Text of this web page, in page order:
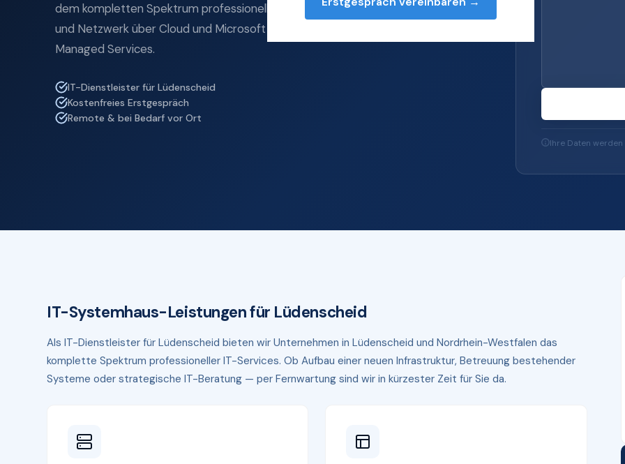
dem kompletten Spektrum professioneller IT-Services — von Server
und Netzwerk über Cloud und Microsoft 365 bis zu IT-Sicherheit und
Managed Services.
IT-Dienstleister für Lüdenscheid
Kostenfreies Erstgespräch
Remote & bei Bedarf vor Ort
Ihre Daten
IT-Systemhaus-Leistungen für Lüdenscheid
Als IT-Dienstleister für Lüdenscheid bieten wir Unternehmen in Lüdenscheid und Nordrhein-Westfalen das
komplette Spektrum professioneller IT-Services. Ob Aufbau einer neuen Infrastruktur, Betreuung bestehender
Systeme oder strategische IT-Beratung — per Fernwartung sind wir in kürzester Zeit für Sie da.